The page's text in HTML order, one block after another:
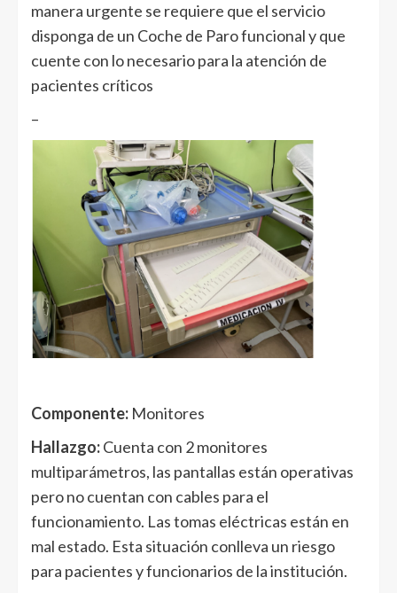
manera urgente se requiere que el servicio
disponga de un Coche de Paro funcional y que
cuente con lo necesario para la atención de
pacientes críticos
–
Componente: Monitores
Hallazgo:Cuenta con 2 monitores
multiparámetros, las pantallas están operativas
pero no cuentan con cables para el
funcionamiento. Las tomas eléctricas están en
mal estado. Esta situación conlleva un riesgo
para pacientes y funcionarios de la institución.